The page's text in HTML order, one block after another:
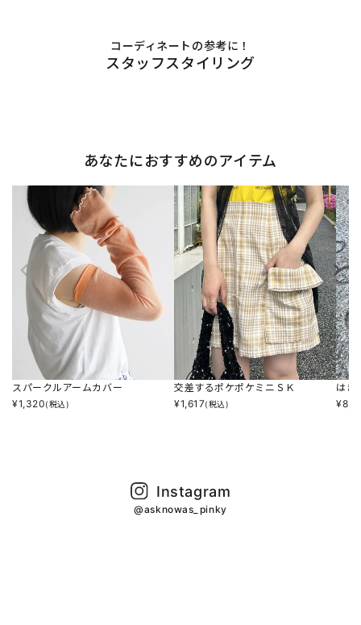
コーディネートの参考に！
スタッフスタイリング
あなたにおすすめのアイテム
スパークルアームカバー
¥1,320(税込)
交差するポケポケミニＳＫ
¥1,617(税込)
はき
¥
Instagram
@asknowas_pinky